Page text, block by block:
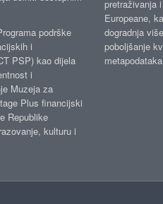
podrške
i
PSP) kao dijela
i
Muzeja za
Plus financijski
Republike
kulturu i
pretraživanja
Europeane,
dogradnja
poboljšanje